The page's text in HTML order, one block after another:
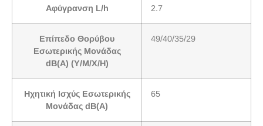
Αφύγρανση L/h 2.7
Επίπεδο Θορύβου
Εσωτερικής Μονάδας
dB(A) (Υ/Μ/Χ/H)
49/40/35/29
Ηχητική Ισχύς Εσωτερικής
Μονάδας dB(A)
65